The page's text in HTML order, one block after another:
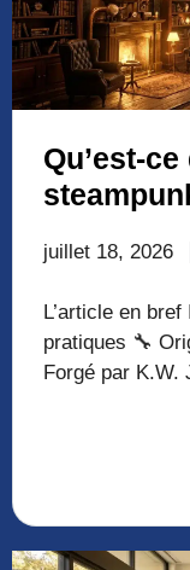
Qu’est-
juillet 18, 2026
L’article en
pratiques 🔧
Forgé par K.W.